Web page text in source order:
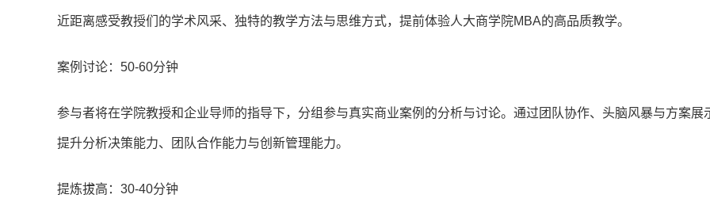
近距离感受教授们的学术风采、独特的教学方法与思维方式，提前体验人大商学院MBA的高品质教学。
案例讨论：50-60分钟
参与者将在学院教授和企业导师的指导下，分组参与真实商业案例的分析与讨论。通过团队协作、头脑风暴与方案展
提升分析决策能力、团队合作能力与创新管理能力。
提炼拔高：30-40分钟